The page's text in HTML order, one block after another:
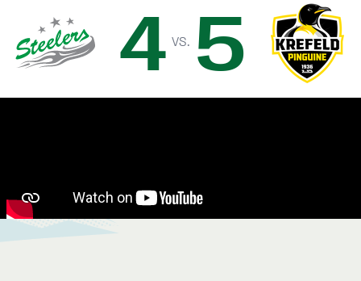
4 vs. 5